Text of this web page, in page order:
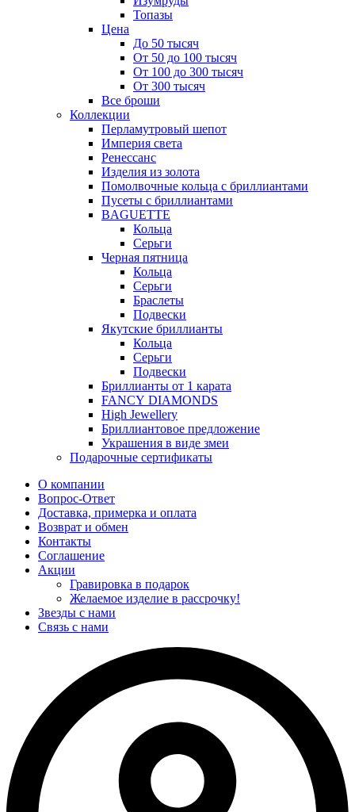
Топазы
Цена
До 50 тысяч
От 50 до 100 тысяч
От 100 до 300 тысяч
От 300 тысяч
Все броши
Коллекции
Перламутровый шепот
Империя света
Ренессанс
Изделия из золота
Помолвочные кольца с бриллиантами
Пусеты с бриллиантами
BAGUETTE
Кольца
Серьги
Черная пятница
Кольца
Серьги
Браслеты
Подвески
Якутские бриллианты
Кольца
Серьги
Подвески
Бриллианты от 1 карата
FANCY DIAMONDS
High Jewellery
Бриллиантовое предложение
Украшения в виде змеи
Подарочные сертификаты
О компании
Вопрос-Ответ
Доставка, примерка и оплата
Возврат и обмен
Контакты
Соглашение
Акции
Гравировка в подарок
Желаемое изделие в рассрочку!
Звезды с нами
Связь с нами